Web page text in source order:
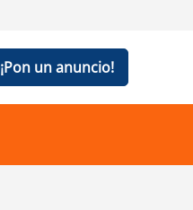
¡Pon un anuncio!